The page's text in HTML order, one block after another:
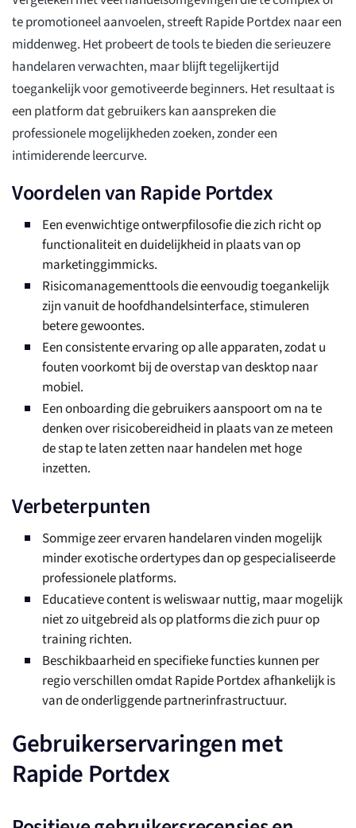
te promotioneel aanvoelen, streeft Rapide Portdex naar een
middenweg. Het probeert de tools te bieden die serieuzere
handelaren verwachten, maar blijft tegelijkertijd
toegankelijk voor gemotiveerde beginners. Het resultaat is
een platform dat gebruikers kan aanspreken die
professionele mogelijkheden zoeken, zonder een
intimiderende leercurve.
Voordelen van Rapide Portdex
Een evenwichtige ontwerpfilosofie die zich richt op
functionaliteit en duidelijkheid in plaats van op
marketinggimmicks.
Risicomanagementtools die eenvoudig toegankelijk
zijn vanuit de hoofdhandelsinterface, stimuleren
betere gewoontes.
Een consistente ervaring op alle apparaten, zodat u
fouten voorkomt bij de overstap van desktop naar
mobiel.
Een onboarding die gebruikers aanspoort om na te
denken over risicobereidheid in plaats van ze meteen
de stap te laten zetten naar handelen met hoge
inzetten.
Verbeterpunten
Sommige zeer ervaren handelaren vinden mogelijk
minder exotische ordertypes dan op gespecialiseerde
professionele platforms.
Educatieve content is weliswaar nuttig, maar mogelijk
niet zo uitgebreid als op platforms die zich puur op
training richten.
Beschikbaarheid en specifieke functies kunnen per
regio verschillen omdat Rapide Portdex afhankelijk is
van de onderliggende partnerinfrastructuur.
Gebruikerservaringen met
Rapide Portdex